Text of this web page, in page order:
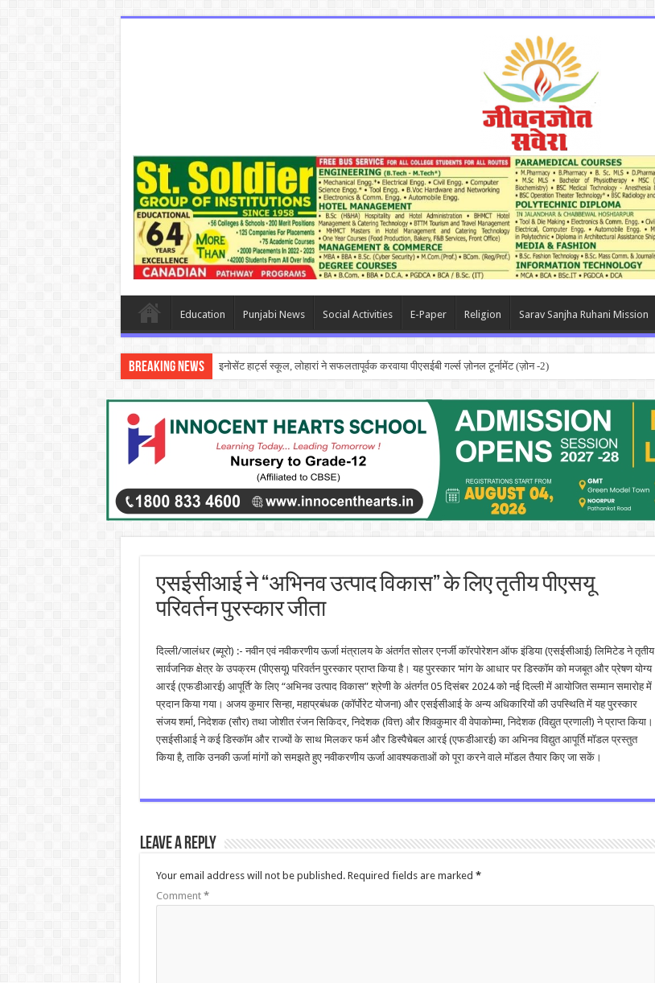
Education Punjabi News Social Activities E-Paper Religion Sarav Sanjha Ruhani Mission
Breaking News इनोसेंट हार्ट्स स्कूल, लोहारां ने सफलतापूर्वक करवाया पीएसईबी गर्ल्स ज़ोनल टूर्नामेंट (ज़ोन -2)
एसईसीआई ने “अभिनव उत्पाद विकास” के लिए तृतीय पीएसयू
परिवर्तन पुरस्कार जीता
दिल्ली/जालंधर (ब्यूरो) :- नवीन एवं नवीकरणीय ऊर्जा मंत्रालय के अंतर्गत सोलर एनर्जी कॉरपोरेशन ऑफ इंडिया (एसईसीआई) लिमिटेड ने तृतीय
सार्वजनिक क्षेत्र के उपक्रम (पीएसयू) परिवर्तन पुरस्कार प्राप्त किया है। यह पुरस्कार ‘मांग के आधार पर डिस्कॉम को मजबूत और प्रेषण योग्य
आरई (एफडीआरई) आपूर्ति’ के लिए “अभिनव उत्पाद विकास” श्रेणी के अंतर्गत 05 दिसंबर 2024 को नई दिल्ली में आयोजित सम्मान समारोह में
प्रदान किया गया। अजय कुमार सिन्हा, महाप्रबंधक (कॉर्पोरेट योजना) और एसईसीआई के अन्य अधिकारियों की उपस्थिति में यह पुरस्कार
संजय शर्मा, निदेशक (सौर) तथा जोशीत रंजन सिकिदर, निदेशक (वित्त) और शिवकुमार वी वेपाकोम्मा, निदेशक (विद्युत प्रणाली) ने प्राप्त किया।
एसईसीआई ने कई डिस्कॉम और राज्यों के साथ मिलकर फर्म और डिस्पैचेबल आरई (एफडीआरई) का अभिनव विद्युत आपूर्ति मॉडल प्रस्तुत
किया है, ताकि उनकी ऊर्जा मांगों को समझते हुए नवीकरणीय ऊर्जा आवश्यकताओं को पूरा करने वाले मॉडल तैयार किए जा सकें।
Leave a Reply
Your email address will not be published. Required fields are marked *
Comment *